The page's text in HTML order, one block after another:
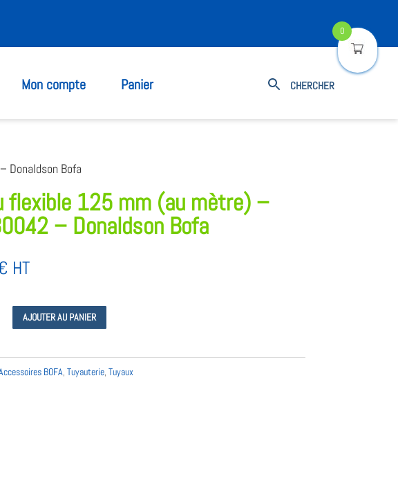
Mon compte Panier
Donaldson Bofa
flexible 125 mm (au mètre) –
– Donaldson Bofa
HT
AJOUTER AU PANIER
BOFA, Tuyauterie, Tuyaux
0